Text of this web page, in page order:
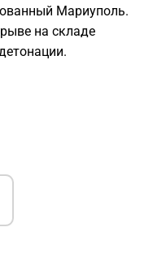
Мариуполь.
на складе